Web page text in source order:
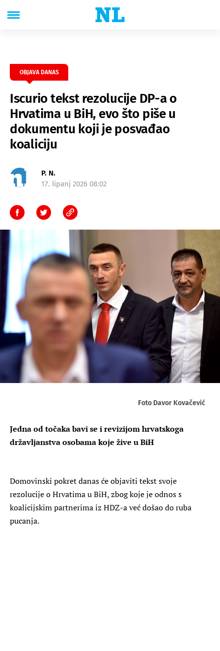
OBJAVA DANAS
Iscurio tekst rezolucije DP-a o
Hrvatima u BiH, evo što piše u
dokumentu koji je posvađao
koaliciju
P. N.
17. lipanj 2026 08:02
Foto Davor Kovačević
Jedna od točaka bavi se i revizijom hrvatskoga
državljanstva osobama koje žive u BiH
Domovinski pokret danas će objaviti tekst svoje
rezolucije o Hrvatima u BiH, zbog koje je odnos s
koalicijskim partnerima iz HDZ-a već došao do ruba
pucanja.